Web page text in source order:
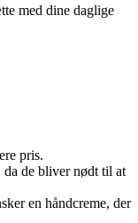
med dine daglige
pris.
de bliver nødt til at
en håndcreme, der